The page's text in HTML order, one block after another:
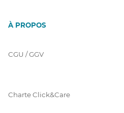
À PROPOS
CGU / GGV
Charte Click&Care